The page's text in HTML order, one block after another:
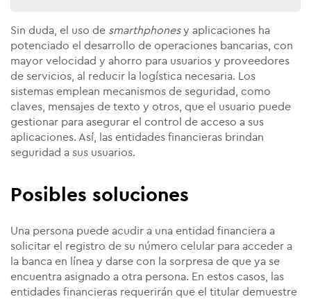
Sin duda, el uso de smarthphonesy aplicaciones ha
potenciado el desarrollo de operaciones bancarias, con
mayor velocidad y ahorro para usuarios y proveedores
de servicios, al reducir la logística necesaria. Los
sistemas emplean mecanismos de seguridad, como
claves, mensajes de texto y otros, que el usuario puede
gestionar para asegurar el control de acceso a sus
aplicaciones. Así, las entidades financieras brindan
seguridad a sus usuarios.
Posibles soluciones
Una persona puede acudir a una entidad financiera a
solicitar el registro de su número celular para acceder a
la banca en línea y darse con la sorpresa de que ya se
encuentra asignado a otra persona. En estos casos, las
entidades financieras requerirán que el titular demuestre